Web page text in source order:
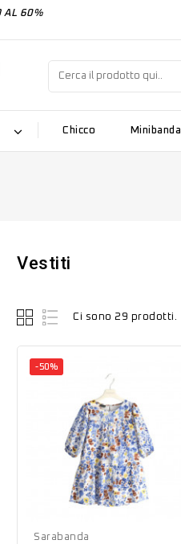
AL 60%
Chicco Minibanda
Vestiti
Ci sono 29 prodotti.
-50%
Sarabanda